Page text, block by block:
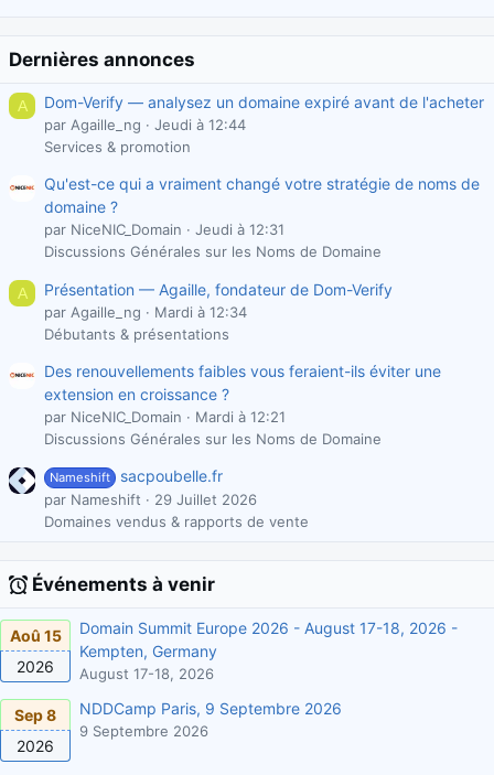
Dernières annonces
A Dom-Verify — analysez un domaine expiré avant de l'acheter
par Agaille_ng
Jeudi à 12:44
Services & promotion
Qu'est-ce qui a vraiment changé votre stratégie de noms de
domaine ?
par NiceNIC_Domain
Jeudi à 12:31
Discussions Générales sur les Noms de Domaine
A Présentation — Agaille, fondateur de Dom-Verify
par Agaille_ng
Mardi à 12:34
Débutants & présentations
Des renouvellements faibles vous feraient-ils éviter une
extension en croissance ?
par NiceNIC_Domain
Mardi à 12:21
Discussions Générales sur les Noms de Domaine
Nameshift sacpoubelle.fr
par Nameshift
29 Juillet 2026
Domaines vendus & rapports de vente
Événements à venir
Aoû 15
2026
Domain Summit Europe 2026 - August 17-18, 2026 -
Kempten, Germany
August 17-18, 2026
Sep 8
2026
NDDCamp Paris, 9 Septembre 2026
9 Septembre 2026